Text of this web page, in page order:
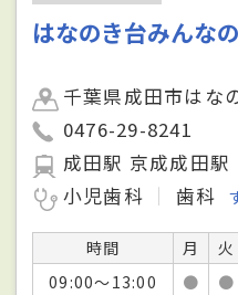
はなのき台みんな
千葉県成田市はな
0476-29-8241
成田駅 京成成田駅
小児歯科
歯科
時間 月 火
09:00～13:00
● ●